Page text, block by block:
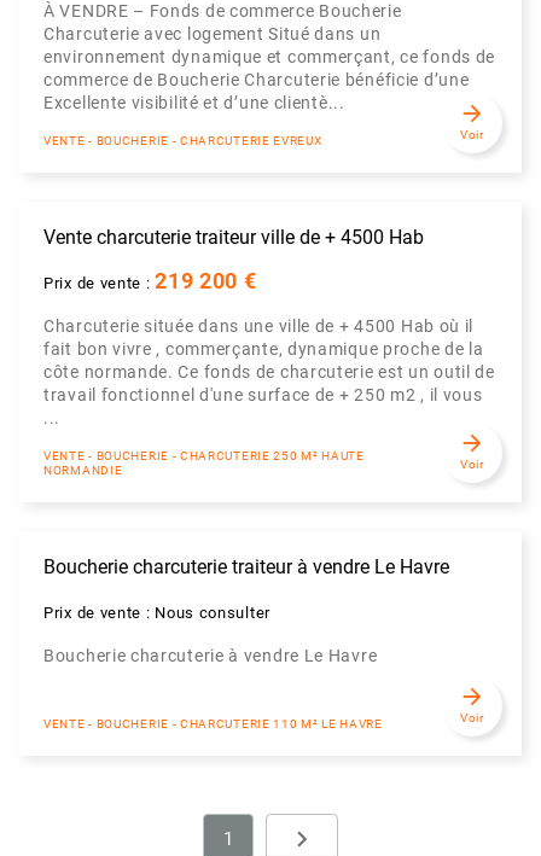
À VENDRE – Fonds de commerce Boucherie
Charcuterie avec logement Situé dans un
environnement dynamique et commerçant, ce fonds de
commerce de Boucherie Charcuterie bénéficie d’une
Excellente visibilité et d’une clientè...
VENTE - BOUCHERIE - CHARCUTERIE EVREUX
arrow_forward
Voir
Vente charcuterie traiteur ville de + 4500 Hab
Prix de vente :219 200 €
Charcuterie située dans une ville de + 4500 Hab où il
fait bon vivre , commerçante, dynamique proche de la
côte normande. Ce fonds de charcuterie est un outil de
travail fonctionnel d'une surface de + 250 m2 , il vous
...
VENTE - BOUCHERIE - CHARCUTERIE 250 M² HAUTE
NORMANDIE
arrow_forward
Voir
Boucherie charcuterie traiteur à vendre Le Havre
Prix de vente : Nous consulter
Boucherie charcuterie à vendre Le Havre
VENTE - BOUCHERIE - CHARCUTERIE 110 M² LE HAVRE
arrow_forward
Voir
1 navigate_next